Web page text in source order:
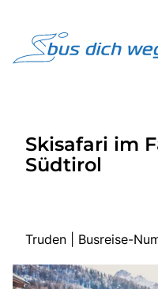
Highlights
Service
Start
Skisafari im
Südtirol
Truden | Busreise-